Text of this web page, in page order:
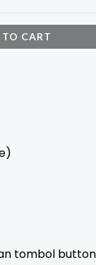
CART
tombol